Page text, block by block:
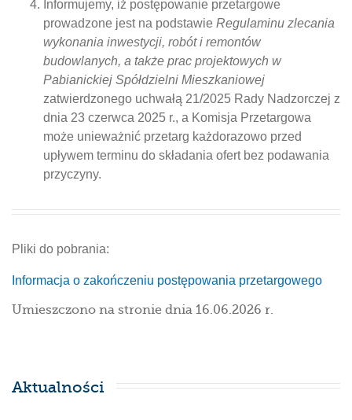
Informujemy, iż postępowanie przetargowe
prowadzone jest na podstawie Regulaminu zlecania
wykonania inwestycji, robót i remontów
budowlanych, a także prac projektowych w
Pabianickiej Spółdzielni Mieszkaniowej
zatwierdzonego uchwałą 21/2025 Rady Nadzorczej z
dnia 23 czerwca 2025 r., a Komisja Przetargowa
może unieważnić przetarg każdorazowo przed
upływem terminu do składania ofert bez podawania
przyczyny.
Pliki do pobrania:
Informacja o zakończeniu postępowania przetargowego
Umieszczono na stronie dnia 16.06.2026 r.
Aktualności